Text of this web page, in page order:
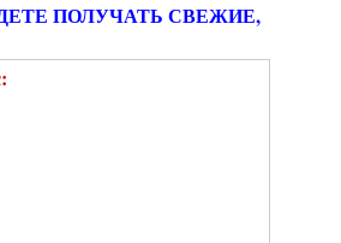
ПОЛУЧАТЬ СВЕЖИЕ,